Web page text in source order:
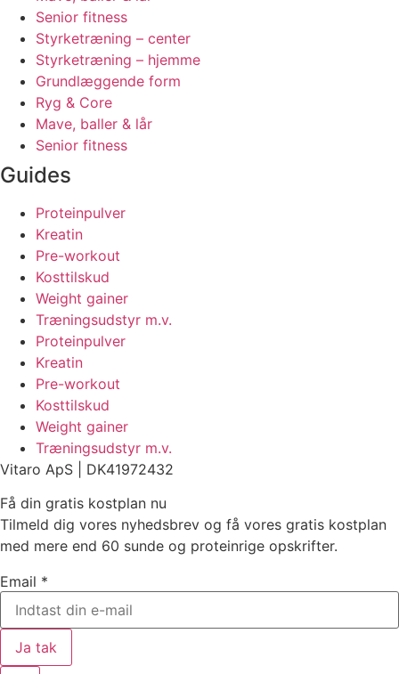
Senior fitness
Styrketræning – center
Styrketræning – hjemme
Grundlæggende form
Ryg & Core
Mave, baller & lår
Senior fitness
Guides
Proteinpulver
Kreatin
Pre-workout
Kosttilskud
Weight gainer
Træningsudstyr m.v.
Proteinpulver
Kreatin
Pre-workout
Kosttilskud
Weight gainer
Træningsudstyr m.v.
Vitaro ApS | DK41972432
Få din gratis kostplan nu
Tilmeld dig vores nyhedsbrev og få vores gratis kostplan
med mere end 60 sunde og proteinrige opskrifter.
Email *
Ja tak